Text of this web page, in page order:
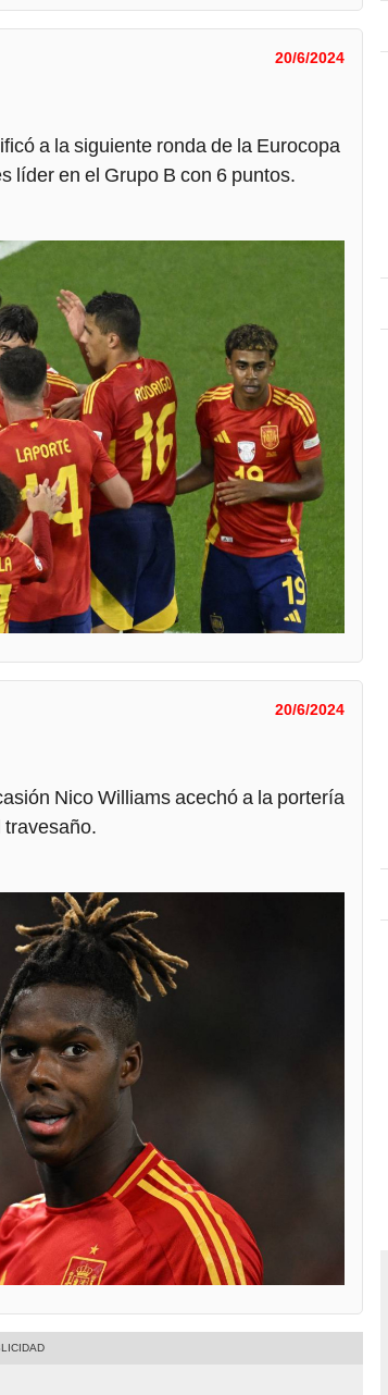
20/6/2024
a la siguiente ronda de la Eurocopa
líder en el Grupo B con 6 puntos.
20/6/2024
Nico Williams acechó a la portería
travesaño.